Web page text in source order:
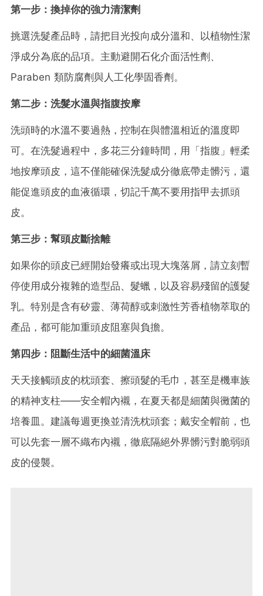
第一步：換掉你的強力清潔劑
挑選洗髮產品時，請把目光投向成分溫和、以植物性潔
淨成分為底的品項。主動避開石化介面活性劑、
Paraben 類防腐劑與人工化學固香劑。
第二步：洗髮水溫與指腹按摩
洗頭時的水溫不要過熱，控制在與體溫相近的溫度即
可。在洗髮過程中，多花三分鐘時間，用「指腹」輕柔
地按摩頭皮，這不僅能確保洗髮成分徹底帶走髒污，還
能促進頭皮的血液循環，切記千萬不要用指甲去抓頭
皮。
第三步：幫頭皮斷捨離
如果你的頭皮已經開始發癢或出現大塊落屑，請立刻暫
停使用成分複雜的造型品、髮蠟，以及容易殘留的護髮
乳。特別是含有矽靈、薄荷醇或刺激性芳香植物萃取的
產品，都可能加重頭皮阻塞與負擔。
第四步：阻斷生活中的細菌溫床
天天接觸頭皮的枕頭套、擦頭髮的毛巾，甚至是機車族
的精神支柱——安全帽內襯，在夏天都是細菌與黴菌的
培養皿。建議每週更換並清洗枕頭套；戴安全帽前，也
可以先套一層不織布內襯，徹底隔絕外界髒污對脆弱頭
皮的侵襲。